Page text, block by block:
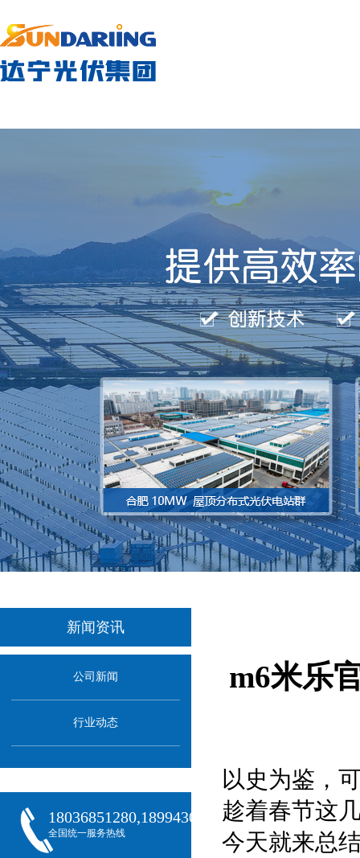
新闻资讯
公司新闻
行业动态
18036851280,18994301288,18068407382
全国统一服务热线
m6米乐
以史为鉴，
趁着春节这
今天就来总